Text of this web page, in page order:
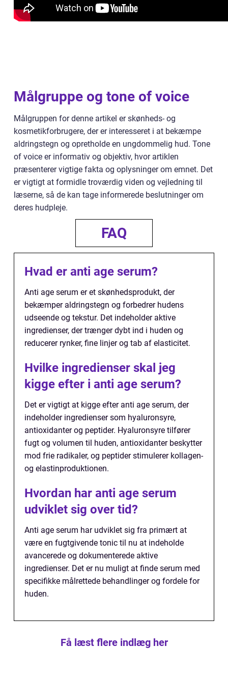
Målgruppe og tone of voice
Målgruppen for denne artikel er skønheds- og
kosmetikforbrugere, der er interesseret i at bekæmpe
aldringstegn og opretholde en ungdommelig hud. Tone
of voice er informativ og objektiv, hvor artiklen
præsenterer vigtige fakta og oplysninger om emnet. Det
er vigtigt at formidle troværdig viden og vejledning til
læserne, så de kan tage informerede beslutninger om
deres hudpleje.
FAQ
Hvad er anti age serum?
Anti age serum er et skønhedsprodukt, der
bekæmper aldringstegn og forbedrer hudens
udseende og tekstur. Det indeholder aktive
ingredienser, der trænger dybt ind i huden og
reducerer rynker, fine linjer og tab af elasticitet.
Hvilke ingredienser skal jeg
kigge efter i anti age serum?
Det er vigtigt at kigge efter anti age serum, der
indeholder ingredienser som hyaluronsyre,
antioxidanter og peptider. Hyaluronsyre tilfører
fugt og volumen til huden, antioxidanter beskytter
mod frie radikaler, og peptider stimulerer kollagen-
og elastinproduktionen.
Hvordan har anti age serum
udviklet sig over tid?
Anti age serum har udviklet sig fra primært at
være en fugtgivende tonic til nu at indeholde
avancerede og dokumenterede aktive
ingredienser. Det er nu muligt at finde serum med
specifikke målrettede behandlinger og fordele for
huden.
Få læst flere indlæg her